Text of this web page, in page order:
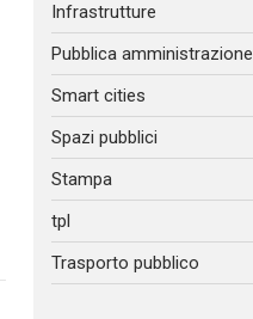
Infrastrutture
Pubblica amministrazione
Smart cities
Spazi pubblici
Stampa
tpl
Trasporto pubblico